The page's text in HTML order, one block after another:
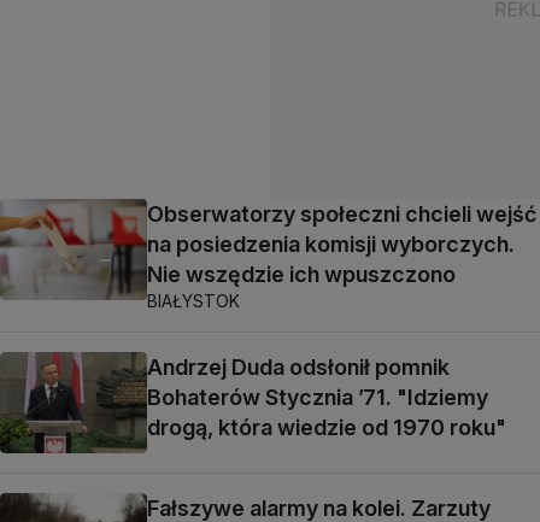
Obserwatorzy społeczni chcieli wejść
na posiedzenia komisji wyborczych.
Nie wszędzie ich wpuszczono
BIAŁYSTOK
Andrzej Duda odsłonił pomnik
Bohaterów Stycznia ’71. "Idziemy
drogą, która wiedzie od 1970 roku"
Fałszywe alarmy na kolei. Zarzuty